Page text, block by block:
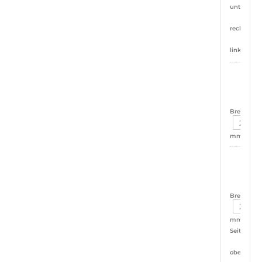
unten
rechts
links
Breite:
mm
Breite:
mm
Seiten:
oben